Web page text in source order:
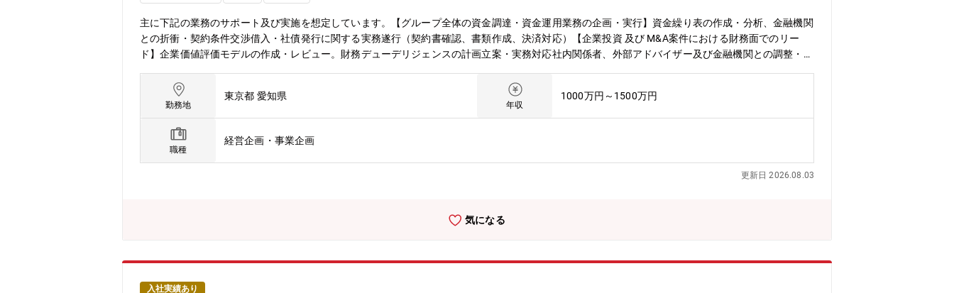
主に下記の業務のサポート及び実施を想定しています。【グループ全体の資金調達・資金運用業務の企画・実行】資金繰り表の作成・分析、金融機関
との折衝・契約条件交渉借入・社債発行に関する実務遂行（契約書確認、書類作成、決済対応）【企業投資 及び M&A案件における財務面でのリー
ド】企業価値評価モデルの作成・レビュー。財務デューデリジェンスの計画立案・実務対応社内関係者、外部アドバイザー及び金融機関との調整・資
ト・提案資料作成【募集背景】ファイナンス業務全般（M&Aに関わる資金調達など）の業務拡大のため【配属部署】HD財務部【部署人員】財務部6
名平均年齢40代【アピールポイント】9月入社に2名のキャリア採用社員がいます。今後の海外の合弁会社CFO等、キャリアアップも検討可能です。
勤務地
東京都 愛知県
年収
1000万円～1500万円
職種
経営企画・事業企画
更新日 2026.08.03
気になる
入社実績あり